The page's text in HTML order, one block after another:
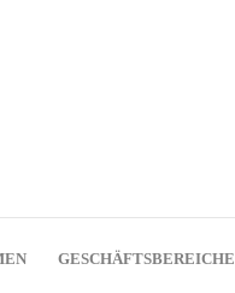
GESCHÄFTSBEREICHE